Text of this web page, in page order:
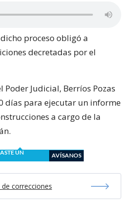
proceso obligó a
decretadas por el
Poder Judicial, Berríos Pozas
días para ejecutar un informe
a cargo de la
UN
AVÍSANOS
correcciones